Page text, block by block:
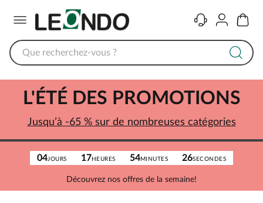
ContactComptePanier
04JOURS 17 HEURES 54MINUTES 26SECONDES
Découvrez nos offres de la semaine!
L'ÉTÉ DES PROMOTIONS
Jusqu’à -65 % sur de nombreuses catégories